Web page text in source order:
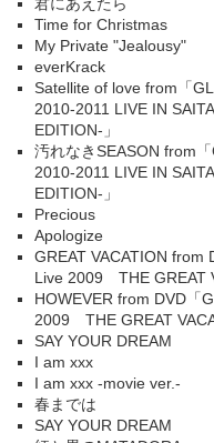
Time for Christmas
My Private "Jealousy"
everKrack
Satellite of love from「
2010-2011 LIVE IN
EDITION-」
汚れなきSEASON from
2010-2011 LIVE IN
EDITION-」
Precious
Apologize
GREAT VACATION from
Live 2009 THE GREAT
HOWEVER from DVD「
2009 THE GREAT
SAY YOUR DREAM
I am xxx
I am xxx -movie ver.-
春までは
SAY YOUR DREAM